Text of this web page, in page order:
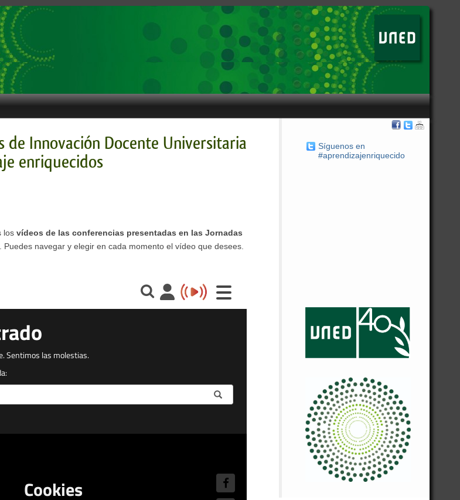
Síguenos en
#aprendizajenriquecido
de Innovación Docente Universitaria
enriquecidos
los vídeos de las conferencias presentadas en las Jornadas
. Puedes navegar y elegir en cada momento el vídeo que desees.